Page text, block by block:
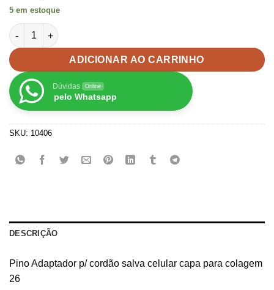
5 em estoque
26 Pino Adaptador p/ cordão salva celular capa para colagem
ADICIONAR AO CARRINHO
Dúvidas Online
pelo Whatsapp
SKU: 10406
DESCRIÇÃO
Pino Adaptador p/ cordão salva celular capa para colagem
26